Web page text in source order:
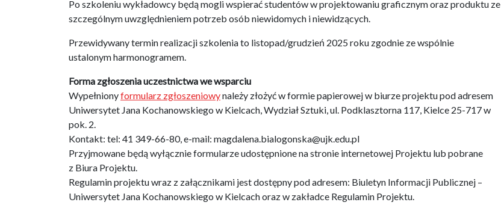
Po szkoleniu wykładowcy będą mogli wspierać studentów w projektowaniu graficznym oraz produktu ze
szczególnym uwzględnieniem potrzeb osób niewidomych i niewidzących.
Przewidywany termin realizacji szkolenia to listopad/grudzień 2025 roku zgodnie ze wspólnie
ustalonym harmonogramem.
Forma zgłoszenia uczestnictwa we wsparciu
Wypełnionyformularz zgłoszeniowynależy złożyć w formie papierowej w biurze projektu pod adresem
Uniwersytet Jana Kochanowskiego w Kielcach, Wydział Sztuki, ul. Podklasztorna 117, Kielce 25-717 w
pok. 2.
Kontakt: tel: 41 349-66-80, e-mail: magdalena.bialogonska@ujk.edu.pl
Przyjmowane będą wyłącznie formularze udostępnione na stronie internetowej Projektu lub pobrane
z Biura Projektu.
Regulamin projektu wraz z załącznikami jest dostępny pod adresem: Biuletyn Informacji Publicznej –
Uniwersytet Jana Kochanowskiego w Kielcach oraz w zakładce Regulamin Projektu.